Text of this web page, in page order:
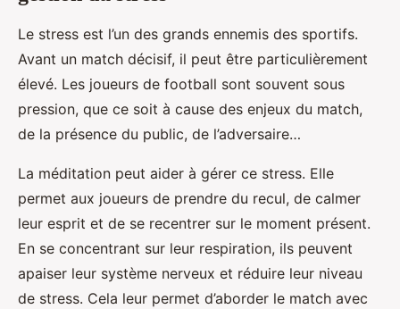
Le stress est l’un des grands ennemis des sportifs.
Avant un match décisif, il peut être particulièrement
élevé. Les joueurs de football sont souvent sous
pression, que ce soit à cause des enjeux du match,
de la présence du public, de l’adversaire…
La méditation peut aider à gérer ce stress. Elle
permet aux joueurs de prendre du recul, de calmer
leur esprit et de se recentrer sur le moment présent.
En se concentrant sur leur respiration, ils peuvent
apaiser leur système nerveux et réduire leur niveau
de stress. Cela leur permet d’aborder le match avec